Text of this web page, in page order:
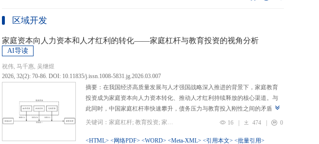
概念内涵关键方面，也缺乏系统检验。对此，文章提出区域与城市研究的“C-
重一致性，即确保概念界定与测量操作的逻辑统一。其次，在指标体系科学
构建上，采用多维交叉原则，深入交叉单元层面进行刻画；层级分解原则，
建立从目的层到场景层、要素层、观测层、指标层和说明层的系统结构；应
然实然一体原则，实现理论理想与现实测量的统一。最后，在具体指标可信
选择上，强调完备性，全面覆盖概念内涵；强调复合性，体现概念的交叉交
区域开发
家庭资本向人力资本和人才红利的转化——家庭杠杆与教育投资的视角分析
AI导读
祝伟, 马千惠, 吴继煜
2026, 32(2): 70-86. DOI: 10.11835/j.issn.1008-5831.jg.2026.03.007
摘要：在我国经济高质量发展与人才强国战略深入推进的背景下，家庭教育
投资成为家庭资本向人力资本转化、推动人才红利持续释放的核心渠道。与
此同时，中国家庭杠杆率快速攀升，债务压力与教育投入刚性之间的矛盾日
益凸显，二者的互动关系直接关系到人力资本积累效率、教育公平与家庭金
育投资的作用机制，且普遍忽视家庭经济、社会、文化资本的综合调节效应
关键词：家庭杠杆; 教育投资; 家庭资本; 家庭债务结构; CHFS 16 | 474 | 0
<HTML> <网络PDF> <WORD> <Meta-XML> <引用本文> <批量引用>